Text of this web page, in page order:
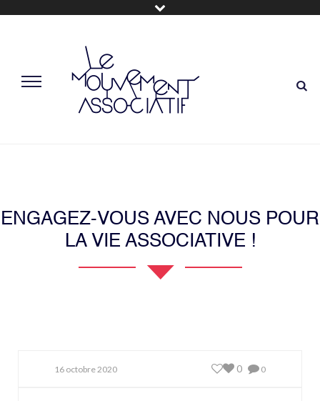
ENGAGEZ-VOUS AVEC NOUS POUR
LA VIE ASSOCIATIVE !
16 octobre 2020 0
0